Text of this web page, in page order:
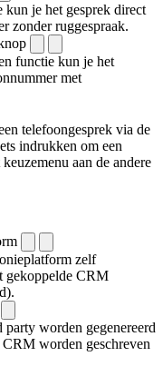
je het gesprek direct
zonder ruggespraak.
functie kun je het
met
telefoongesprek via de
indrukken om een
aan de andere
zelf
gekoppelde CRM
worden gegenereerd
worden geschreven